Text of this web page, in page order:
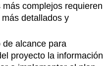
complejos requieren
detallados y
de alcance para
proyecto la información